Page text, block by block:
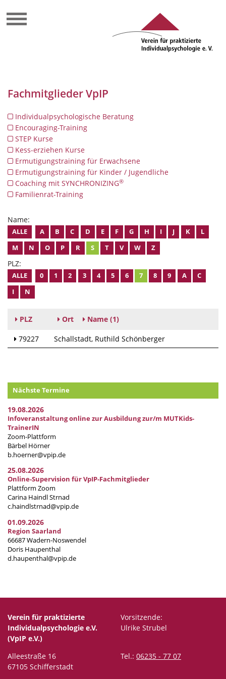
Fachmitglieder VpIP
Individualpsychologische Beratung
Encouraging-Training
STEP Kurse
Kess-erziehen Kurse
Ermutigungstraining für Erwachsene
Ermutigungstraining für Kinder / Jugendliche
Coaching mit SYNCHRONIZING®
Familienrat-Training
Name:
ALLE A B C D E F G H I J K
L
M
N O P R S T V W Z
PLZ:
ALLE 0 1 2 3 4 5 6 7 8 9 A
C
I
N
PLZ Ort Name (1)
79227 Schallstadt Ruthild Schönberger
Nächste Termine
19.08.2026
Infoveranstaltung online zur Ausbildung zur/m MUTKids-
TrainerIN
Zoom-Plattform
Bärbel Hörner
b.hoerner@vpip.de
25.08.2026
Online-Supervision für VpIP-Fachmitglieder
Plattform Zoom
Carina Haindl Strnad
c.haindlstrnad@vpip.de
01.09.2026
Region Saarland
66687 Wadern-Noswendel
Doris Haupenthal
d.haupenthal@vpip.de
Verein für praktizierte
Individualpsychologie e.V.
(VpIP e.V.)
Vorsitzende:
Ulrike Strubel
Alleestraße 16
67105 Schifferstadt
Tel.: 06235 - 77 07